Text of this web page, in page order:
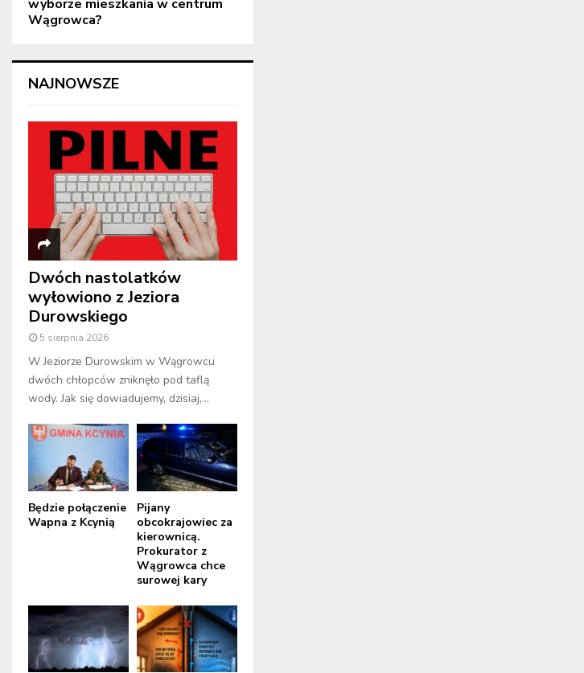
wyborze mieszkania w centrum
Wągrowca?
NAJNOWSZE
Dwóch nastolatków
wyłowiono z Jeziora
Durowskiego
5 sierpnia 2026
W Jeziorze Durowskim w Wągrowcu
dwóch chłopców zniknęło pod taflą
wody. Jak się dowiadujemy, dzisiaj,...
Będzie połączenie
Wapna z Kcynią
Pijany
obcokrajowiec za
kierownicą.
Prokurator z
Wągrowca chce
surowej kary